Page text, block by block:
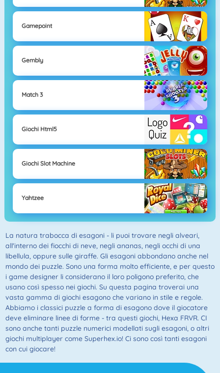
Gamepoint
Gembly
Match 3
Giochi Html5
Giochi Slot Machine
Yahtzee
La natura trabocca di esagoni - li puoi trovare negli alveari,
all'interno dei fiocchi di neve, negli ananas, negli occhi di una
libellula, oppure sulle giraffe. Gli esagoni abbondano anche nel
mondo dei puzzle. Sono una forma molto efficiente, e per questo
i game designer li considerano il loro poligono preferito, che
usano così spesso nei giochi. Su questa pagina troverai una
vasta gamma di giochi esagono che variano in stile e regole.
Abbiamo i classici puzzle a forma di esagono dove il giocatore
deve eliminare linee di forme - tra questi giochi, Hexa FRVR. CI
sono anche tanti puzzle numerici modellati sugli esagoni, o altri
giochi multiplayer come Superhex.io! Ci sono così tanti esagoni
con cui giocare!